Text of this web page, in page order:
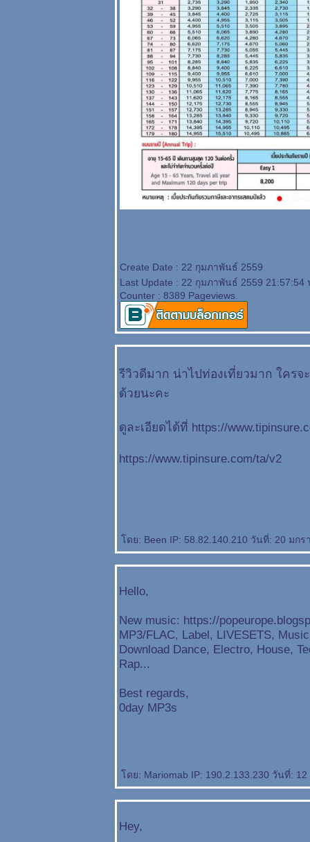
Create Date : 22 กุมภาพันธ์ 2559
Last Update : 22 กุมภาพันธ์ 2559 21:57:54
Counter : 8389 Pageviews.
รีวิวดีมาก น่าไปท่องเที่ยวมาก ใครจ
ด้วยนะคะ
ดูละเอียดได้ที่ https://
https://www.tipinsure.com/ta/v2
ดย: Been IP: 58.82.140.210 วันที่: 20 มกร
Hello,
New music: https://
MP3/FLAC, Label, LIVESETS,
Download Dance, Electro, House,
Rap...
Best regards,
0day MP3s
ดย: Mariomab IP: 190.2.133.230 วันที่:
Hey,